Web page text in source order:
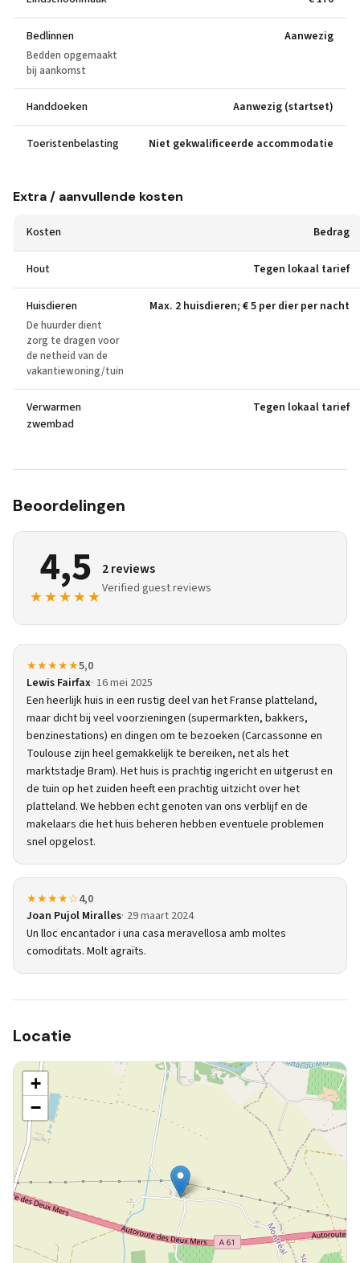
Bedlinnen
Bedden opgemaakt
bij aankomst
Aanwezig
Handdoeken Aanwezig (startset)
Toeristenbelasting Niet gekwalificeerde accommodatie
Extra / aanvullende kosten
Kosten Bedrag
Hout Tegen lokaal tarief
Huisdieren
De huurder dient
zorg te dragen voor
de netheid van de
vakantiewoning/tuin
Max. 2 huisdieren; € 5 per dier per nacht
Verwarmen
zwembad
Tegen lokaal tarief
Beoordelingen
4,5
★★★★★
2 reviews
Verified guest reviews
★★★★★5,0
Lewis Fairfax 16 mei 2025
Een heerlijk huis in een rustig deel van het Franse platteland,
maar dicht bij veel voorzieningen (supermarkten, bakkers,
benzinestations) en dingen om te bezoeken (Carcassonne en
Toulouse zijn heel gemakkelijk te bereiken, net als het
marktstadje Bram). Het huis is prachtig ingericht en uitgerust en
de tuin op het zuiden heeft een prachtig uitzicht over het
platteland. We hebben echt genoten van ons verblijf en de
makelaars die het huis beheren hebben eventuele problemen
snel opgelost.
★★★★☆4,0
Joan Pujol Miralles 29 maart 2024
Un lloc encantador i una casa meravellosa amb moltes
comoditats. Molt agraïts.
Locatie
+
−